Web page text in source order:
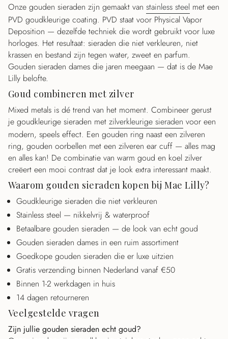
Onze gouden sieraden zijn gemaakt van stainless steel met een
PVD goudkleurige coating. PVD staat voor Physical Vapor
Deposition — dezelfde techniek die wordt gebruikt voor luxe
horloges. Het resultaat: sieraden die niet verkleuren, niet
krassen en bestand zijn tegen water, zweet en parfum.
Gouden sieraden dames die jaren meegaan — dat is de Mae
Lilly belofte.
Goud combineren met zilver
Mixed metals is dé trend van het moment. Combineer gerust
je goudkleurige sieraden met zilverkleurige sieraden voor een
modern, speels effect. Een gouden ring naast een zilveren
ring, gouden oorbellen met een zilveren ear cuff — alles mag
en alles kan! De combinatie van warm goud en koel zilver
creëert een mooi contrast dat je look extra interessant maakt.
Waarom gouden sieraden kopen bij Mae Lilly?
Goudkleurige sieraden die niet verkleuren
Stainless steel — nikkelvrij & waterproof
Betaalbare gouden sieraden — de look van echt goud
Gouden sieraden dames in een ruim assortiment
Goedkope gouden sieraden die er luxe uitzien
Gratis verzending binnen Nederland vanaf €50
Binnen 1-2 werkdagen in huis
14 dagen retourneren
Veelgestelde vragen
Zijn jullie gouden sieraden echt goud?